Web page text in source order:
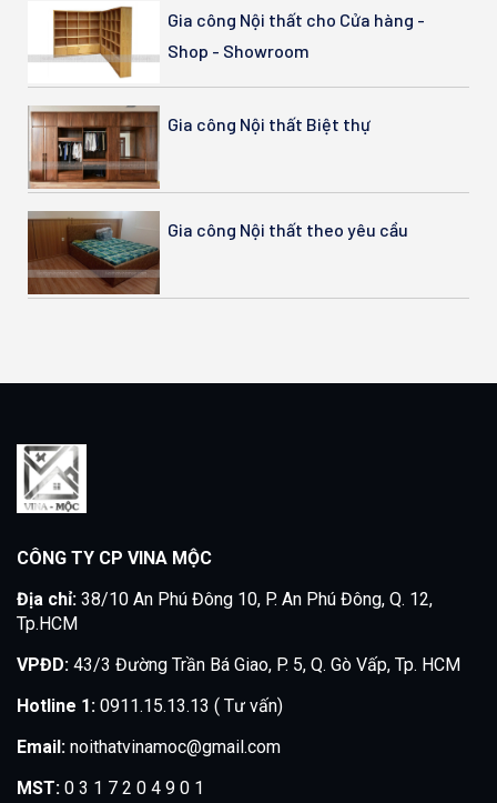
Gia công Nội thất cho Cửa hàng -
Shop - Showroom
Gia công Nội thất Biệt thự
Gia công Nội thất theo yêu cầu
CÔNG TY CP VINA MỘC
Địa chỉ: 38/10 An Phú Đông 10, P. An Phú Đông, Q. 12,
Tp.HCM
VPĐD: 43/3 Đường Trần Bá Giao, P. 5, Q. Gò Vấp, Tp. HCM
Hotline 1: 0911.15.13.13 ( Tư vấn)
Email: noithatvinamoc@gmail.com
MST: 0 3 1 7 2 0 4 9 0 1